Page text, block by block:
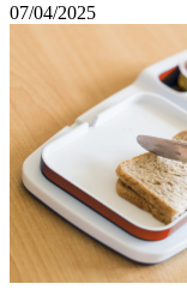
07/04/2025